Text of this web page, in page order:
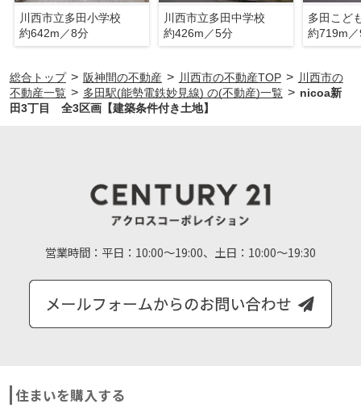
川西市立多田小学校
約642m／8分
川西市立多田中学校
約426m／5分
多田こど
約719m
総合トップ > 阪神間の不動産 > 川西市の不動産TOP > 川西市の
不動産一覧 > 多田駅(能勢電鉄妙見線) の(不動産)一覧 > nicoa新
田3丁目 全3区画【建築条件付き土地】
営業時間： 平日：10:00～19:00、土日：10:00～19:30
住まいを購入する